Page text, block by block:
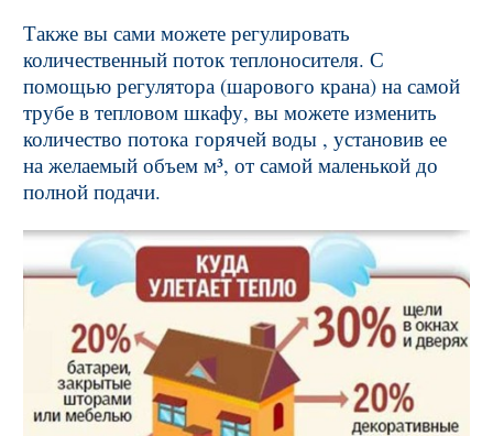
Также вы сами можете регулировать
количественный поток теплоносителя. С
помощью регулятора (шарового крана) на самой
трубе в тепловом шкафу, вы можете изменить
количество потока горячей воды , установив ее
на желаемый объем м³, от самой маленькой до
полной подачи.